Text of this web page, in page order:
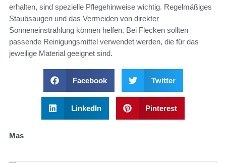
erhalten, sind spezielle Pflegehinweise wichtig. Regelmäßiges
Staubsaugen und das Vermeiden von direkter
Sonneneinstrahlung können helfen. Bei Flecken sollten
passende Reinigungsmittel verwendet werden, die für das
jeweilige Material geeignet sind.
Facebook Twitter
LinkedIn Pinterest
Mas